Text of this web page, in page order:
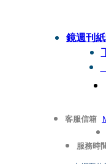
鏡週刊
客服信箱
服務時